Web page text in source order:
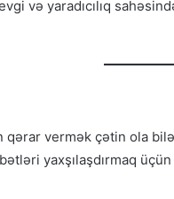
və yaradıcılıq
qərar vermək çətin ola
yaxşılaşdırmaq